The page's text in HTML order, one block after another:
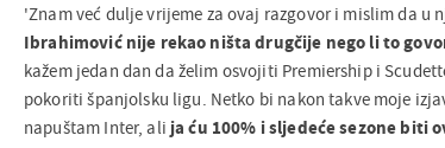
'Znam već dulje vrijeme za ovaj razgovor i mislim da u
Ibrahimović nije rekao ništa drugčije nego li to
kažem jedan dan da želim osvojiti Premiership i
pokoriti španjolsku ligu. Netko bi nakon takve moje
napuštam Inter, ali ja ću 100% i sljedeće sezone biti